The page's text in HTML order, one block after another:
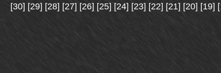
[19]
[20]
[21]
[22]
[23]
[24]
[25]
[26]
[27]
[28]
[29]
[30]